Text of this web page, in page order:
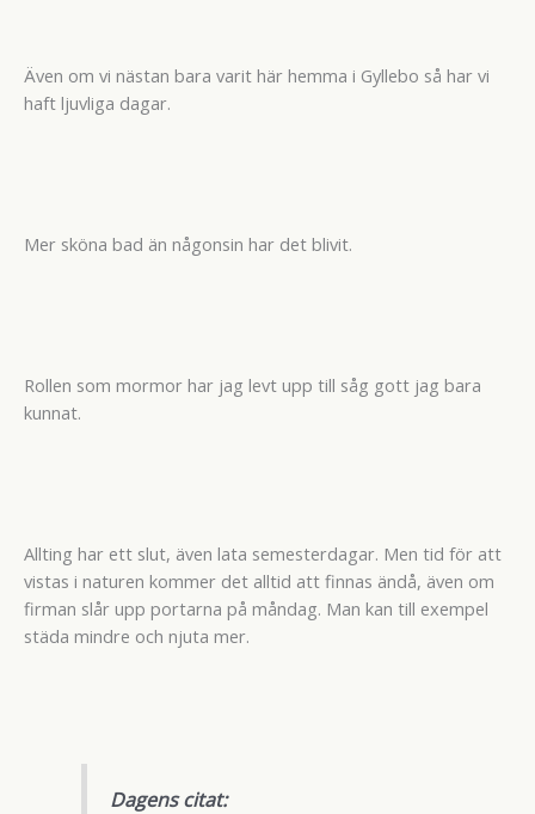
Även om vi nästan bara varit här hemma i Gyllebo så har vi
haft ljuvliga dagar.
Mer sköna bad än någonsin har det blivit.
Rollen som mormor har jag levt upp till såg gott jag bara
kunnat.
Allting har ett slut, även lata semesterdagar. Men tid för att
vistas i naturen kommer det alltid att finnas ändå, även om
firman slår upp portarna på måndag. Man kan till exempel
städa mindre och njuta mer.
Dagens citat: